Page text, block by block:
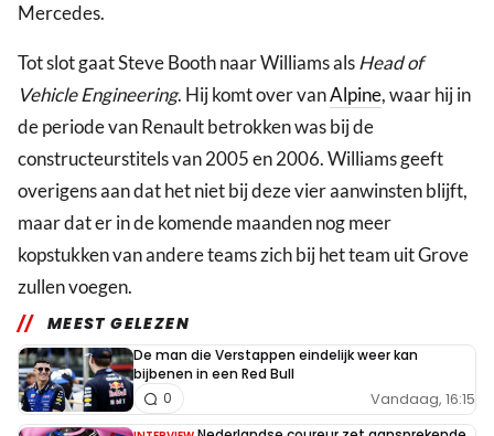
Mercedes.
Tot slot gaat Steve Booth naar Williams alsHead of
Vehicle Engineering. Hij komt over vanAlpine, waar hij in
de periode van Renault betrokken was bij de
constructeurstitels van 2005 en 2006. Williams geeft
overigens aan dat het niet bij deze vier aanwinsten blijft,
maar dat er in de komende maanden nog meer
kopstukken van andere teams zich bij het team uit Grove
zullen voegen.
MEEST GELEZEN
De man die Verstappen eindelijk weer kan
bijbenen in een Red Bull
Vandaag, 16:15
0